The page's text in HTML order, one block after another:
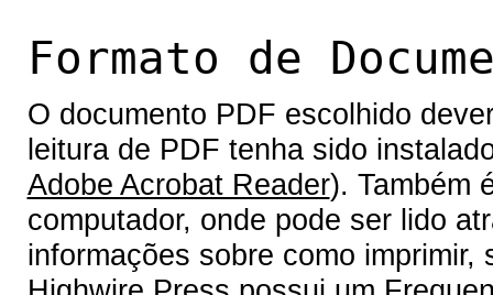
Formato de
O documento PDF escolhido
leitura de PDF tenha sido
Adobe Acrobat Reader). Também
computador, onde pode ser lido
informações sobre como